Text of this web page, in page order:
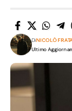
Ultimo
DiNICOLÒ